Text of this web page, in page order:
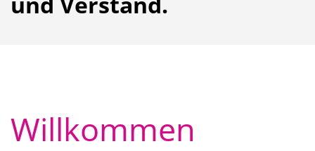
Willkommen